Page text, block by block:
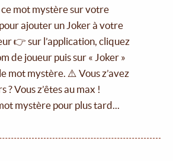
mot mystère sur votre
ajouter un Joker à votre
👉 sur l’application, cliquez
de joueur puis sur « Joker »
mot mystère. ⚠️ Vous z’avez
? Vous z’êtes au max !
mystère pour plus tard...